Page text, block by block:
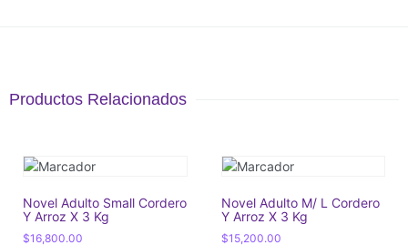
Productos Relacionados
Novel Adulto Small Cordero
Y Arroz X 3 Kg
$16,800.00
Novel Adulto M/ L Cordero
Y Arroz X 3 Kg
$15,200.00